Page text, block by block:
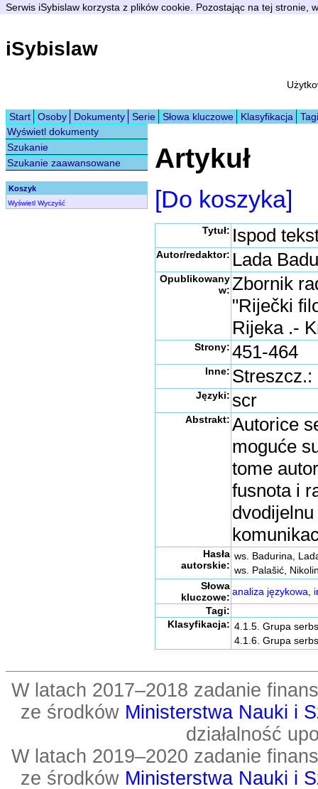
Serwis iSybislaw korzysta z plików cookie. Pozostając na tej stronie,
iSybislaw
Start Osoby Dokumenty Serie Słowa kluczowe Klasyfikacja
Tagi
Wyświetl dokumenty
Szukanie
Szukanie zaawansowane
Koszyk
Wyświetl Wyczyść
Artykuł
[Do koszyka]
Tytuł: Ispod
Autor/redaktor: Lada
Opublikowany
w: Zbornik
"Riječki
Rijeka .-
Strony: 451-464
Inne: Streszcz.:
Języki: scr
Abstrakt: Autorice
moguće
tome
fusnota i
Hasła
autorskie:
ws. Badurina,
ws. Palašić,
Słowa
kluczowe: analiza językowa,
Tagi:
Klasyfikacja: 4.1.5. Grupa
4.1.6. Grupa
W latach 2017–2018 zadanie
ze środków Ministerstwa Nauki i
działalność
W latach 2019–2020 zadanie
ze środków Ministerstwa Nauki i